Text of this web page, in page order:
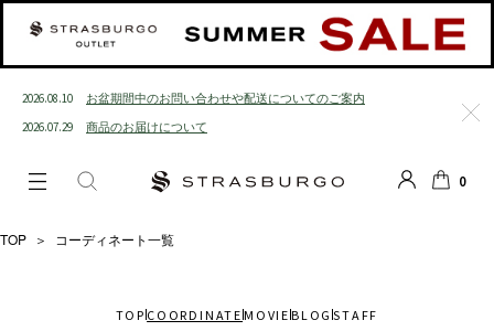
2026.08.10
お盆期間中のお問い合わせや配送についてのご案内
2026.07.29
商品のお届けについて
る
0
TOP ＞ コーディネート一覧
TOP COORDINATE MOVIE BLOG STAFF